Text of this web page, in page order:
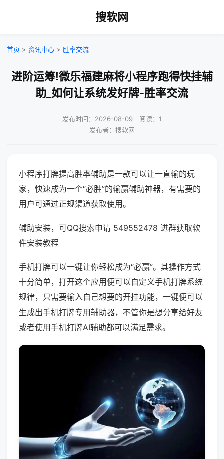
搜软网
首页 > 资讯中心 > 胜率交流
进阶运筹!微乐福建麻将小程序跑得快挂辅
助_如何让系统发好牌-胜率交流
发布时间：2026-08-09｜阅读：1
发布者：搜软网
小程序打牌提高胜率辅助是一款可以让一直输的玩
家，快速成为一个“必胜”的输赢辅助神器，有需要的
用户可通过正规渠道获取使用。
辅助安装，可QQ搜索申请 549552478 进群获取软
件安装教程
手机打牌可以一键让你轻松成为“必赢”。其操作方式
十分简单，打开这个应用便可以自定义手机打牌系统
规律，只需要输入自己想要的开挂功能，一键便可以
生成出手机打牌专用辅助器，不管你是想分享给好友
或者使用手机打牌AI辅助都可以满足需求。